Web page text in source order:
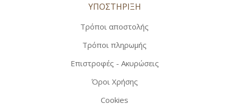
ΥΠΟΣΤΗΡΙΞΗ
Τρόποι αποστολής
Τρόποι πληρωμής
Επιστροφές - Ακυρώσεις
Όροι Χρήσης
Cookies